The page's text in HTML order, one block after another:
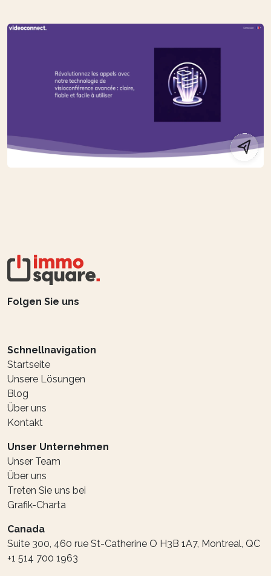
Folgen Sie uns
Schnellnavigation
Startseite
Unsere Lösungen
Blog
Über uns
Kontakt
Unser Unternehmen
Unser Team
Über uns
Treten Sie uns bei
Grafik-Charta
Canada
Suite 300, 460 rue St-Catherine O H3B 1A7, Montreal, QC
+1 514 700 1963